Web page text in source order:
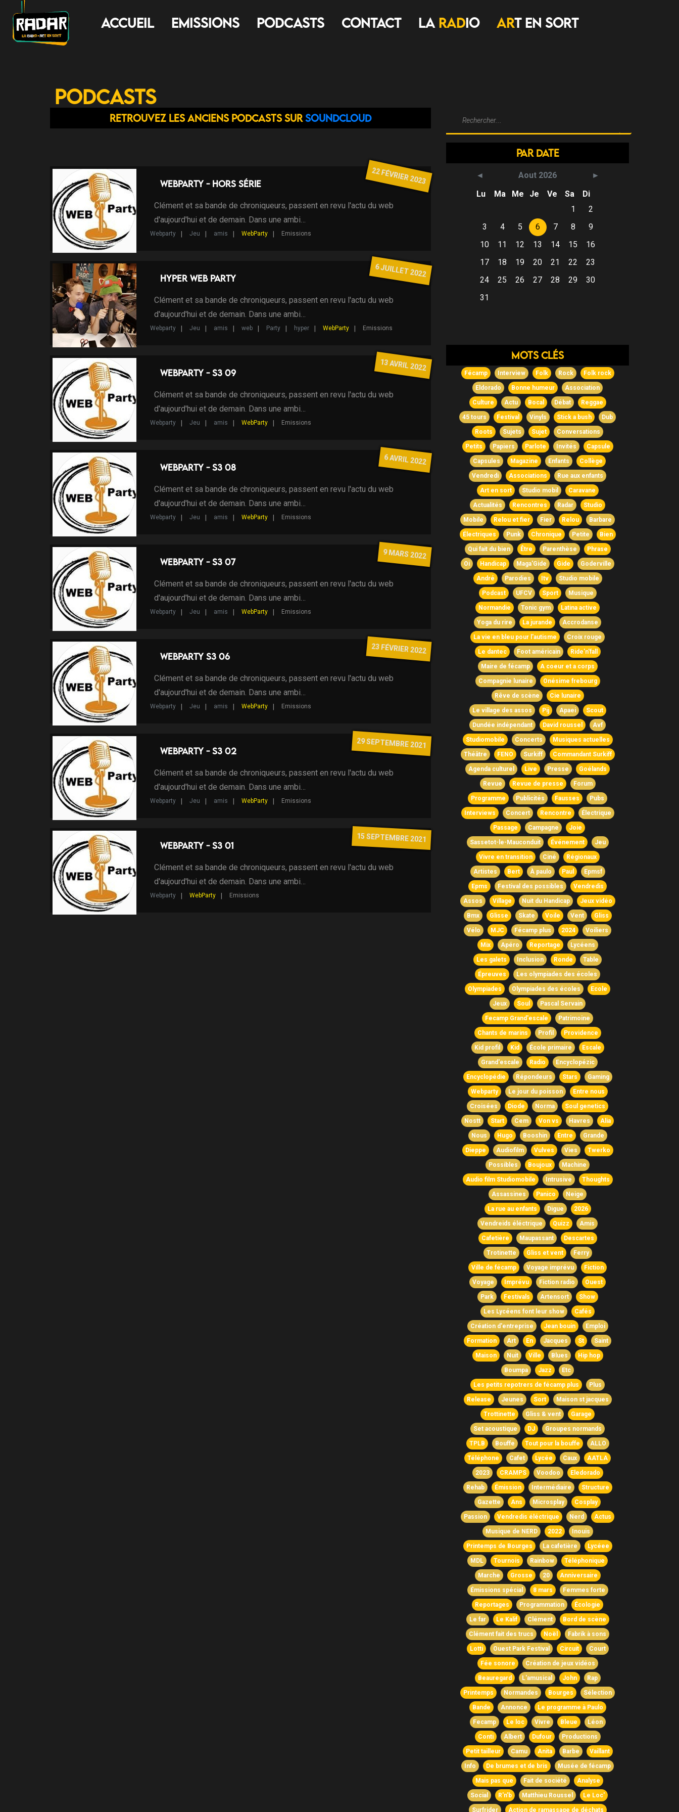
Accueil Emissions Podcasts Contact LA RADIO ART EN SORT
Podcasts
Retrouvez les anciens podcasts sur Soundcloud
22 FÉVRIER 2023
WebParty - Hors série
Clément et sa bande de chroniqueurs, passent en revu l'actu du web
d'aujourd'hui et de demain. Dans une ambi…
Webparty Jeu amis WebParty Emissions
6 JUILLET 2022
Hyper Web Party
Clément et sa bande de chroniqueurs, passent en revu l'actu du web
d'aujourd'hui et de demain. Dans une ambi…
Webparty Jeu amis web Party hyper WebParty Emissions
13 AVRIL 2022
WebParty - S3 09
Clément et sa bande de chroniqueurs, passent en revu l'actu du web
d'aujourd'hui et de demain. Dans une ambi…
Webparty Jeu amis WebParty Emissions
6 AVRIL 2022
WebParty - S3 08
Clément et sa bande de chroniqueurs, passent en revu l'actu du web
d'aujourd'hui et de demain. Dans une ambi…
Webparty Jeu amis WebParty Emissions
9 MARS 2022
WebParty - S3 07
Clément et sa bande de chroniqueurs, passent en revu l'actu du web
d'aujourd'hui et de demain. Dans une ambi…
Webparty Jeu amis WebParty Emissions
23 FÉVRIER 2022
WebParty S3 06
Clément et sa bande de chroniqueurs, passent en revu l'actu du web
d'aujourd'hui et de demain. Dans une ambi…
Webparty Jeu amis WebParty Emissions
29 SEPTEMBRE 2021
WebParty - S3 02
Clément et sa bande de chroniqueurs, passent en revu l'actu du web
d'aujourd'hui et de demain. Dans une ambi…
Webparty Jeu amis WebParty Emissions
15 SEPTEMBRE 2021
WebParty - S3 01
Clément et sa bande de chroniqueurs, passent en revu l'actu du web
d'aujourd'hui et de demain. Dans une ambi…
Webparty WebParty Emissions
Par Date
Aout 2026
Lu
Ma Me Je Ve Sa
Di
1
2
3
4 5 6 7 8
9
10
11 12 13 14 15
16
17
18 19 20 21 22
23
24
25 26 27 28 29
30
31
Mots clés
Fécamp Interview Folk Rock Folk rock
Eldorado Bonne humeur Association
Culture Actu Bocal Débat Reggae
45 tours Festival Vinyls Stick a bush Dub
Roots Sujets Sujet Conversations
Petits Papiers Parlote Invités Capsule
Capsules Magazine Enfants Collège
Vendredi Associations Rue aux enfants
Art en sort Studio mobil Caravane
Actualités Rencontres Radar Studio
Mobile Relou et fier Fier Relou Barbare
Électriques Punk Chronique Petite Bien
Qui fait du bien Être Parenthèse Phrase
Oi Handicap Maga'Gide Gide Goderville
André Parodies Itv Studio mobile
Podcast UFCV Sport Musique
Normandie Tonic gym Latina active
Yoga du rire La jurande Accrodanse
La vie en bleu pour l'autisme Croix rouge
Le dantec Foot américain Ride'n'fall
Maire de fécamp A coeur et a corps
Compagnie lunaire Onésime frebourg
Rêve de scène Cie lunaire
Le village des assos Pij Apaei Scout
Dundée indépendant David roussel Avf
Studiomobile Concerts Musiques actuelles
Théâtre FENO Surkiff Commandant Surkiff
Agenda culturel Live Presse Goélands
Revue Revue de presse Forum
Programme Publicités Fausses Pubs
Interviews Concert Rencontre Électrique
Passage Campagne Joie
Sassetot-le-Mauconduit Événement Jeu
Vivre en transition Ciné Régionaux
Artistes Bert À paulo Paul Epmsf
Epms Festival des possibles Vendredis
Assos Village Nuit du Handicap Jeux vidéo
Bmx Glisse Skate Voile Vent Gliss
Vélo MJC Fécamp plus 2024 Voiliers
Mix Apéro Reportage Lycéens
Les galets Inclusion Ronde Table
Épreuves Les olympiades des écoles
Olympiades Olympiades des écoles Ecole
Jeux Soul Pascal Servain
Fecamp Grand'escale Patrimoine
Chants de marins Profil Providence
Kid profil Kid École primaire Escale
Grand'escale Radio Encyclopézic
Encyclopédie Répondeurs Stars Gaming
Webparty Le jour du poisson Entre nous
Croisées Diode Norma Soul genetics
Nostt Start Cem Von vs Havres Alia
Nous Hugo Booshin Entre Grande
Dieppe Audiofilm Vulves Vies Twerko
Possibles Boujoux Machine
Audio film Studiomobile Intrusive Thoughts
Assassines Panico Neige
La rue au enfants Digue 2026
Vendreids éléctrique Quizz Amis
Cafetière Maupassant Descartes
Trotinette Gliss et vent Ferry
Ville de fécamp Voyage imprévu Fiction
Voyage Imprévu Fiction radio Ouest
Park Festivals Artensort Show
Les Lycéens font leur show Cafés
Création d'entreprise Jean bouin Emploi
Formation Art En Jacques St Saint
Maison Nuit Ville Blues Hip hop
Boumpa Jazz Etc
Les petits repotrers de fécamp plus Plus
Release Jeunes Sort Maison st jacques
Trottinette Gliss & vent Garage
Set acoustique DJ Groupes normands
TPLB Bouffe Tout pour la bouffe ALLO
Téléphone Cafet Lycée Caux AATLA
2023 CRAMPS Voodoo Eledorado
Rehab Émission Intermédiaire Structure
Gazette Ans Microsplay Cosplay
Passion Vendredis éléctrique Nerd Actus
Musique de NERD 2022 Inouis
Printemps de Bourges La cafetière Lycéee
MDL Tournois Rainbow Téléphonique
Marche Grosse 20 Anniversaire
Émissions spécial 8 mars Femmes forte
Reportages Programmation Écologie
Le far Le Kalif Clément Bord de scène
Clément fait des trucs Noël Fabrik à sons
Lotti Ouest Park Festival Circuit Court
Fée sonore Création de jeux vidéos
Beauregard L'amusical John Rap
Printemps Normandes Bourges Sélection
Bande Annonce Le programme à Paulo
Fecamp Le loc Vivre Bleue Léon
Conti Albert Dufour Productions
Petit tailleur Camu Anita Barbe Vaillant
Info De brumes et de bris Musée de fécamp
Mais pas que Fait de société Analyse
Social R'n'b Matthieu Roussel Le Loc'
Surfrider Action de ramassage de déchats